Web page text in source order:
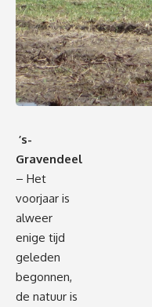
’s-
Gravendeel
– Het
voorjaar is
alweer
enige tijd
geleden
begonnen,
de natuur is